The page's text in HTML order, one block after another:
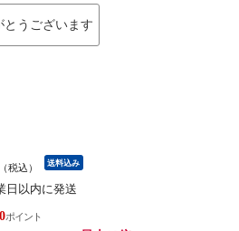
とうございます
（税込） 送料込み
日以内に発送